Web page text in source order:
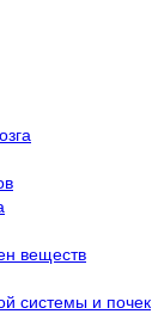
веществ
системы и почек